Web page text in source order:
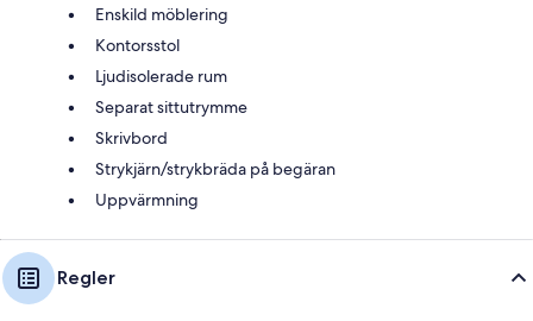
Enskild möblering
Kontorsstol
Ljudisolerade rum
Separat sittutrymme
Skrivbord
Strykjärn/strykbräda på begäran
Uppvärmning
Regler